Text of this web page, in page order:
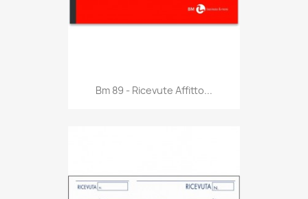
Anteprima
Bm 89 - Ricevute Affitto...